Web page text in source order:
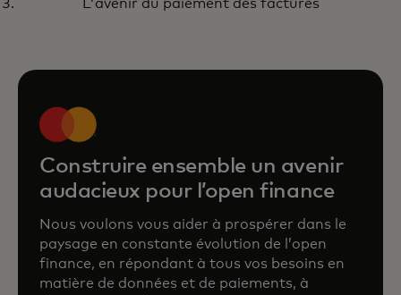
L'avenir du paiement des factures
Construire ensemble un avenir
audacieux pour l’open finance
Nous voulons vous aider à prospérer dans le
paysage en constante évolution de l’open
finance, en répondant à tous vos besoins en
matière de données et de paiements, à